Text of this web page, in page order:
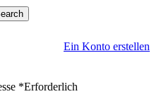
Ein Konto erstellen
*Erforderlich